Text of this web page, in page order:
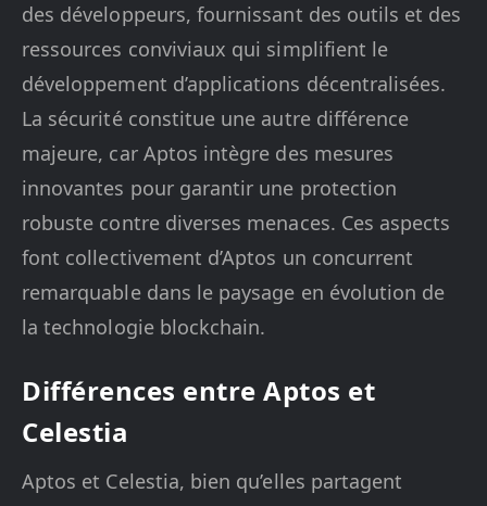
des développeurs, fournissant des outils et des
ressources conviviaux qui simplifient le
développement d’applications décentralisées.
La sécurité constitue une autre différence
majeure, car Aptos intègre des mesures
innovantes pour garantir une protection
robuste contre diverses menaces. Ces aspects
font collectivement d’Aptos un concurrent
remarquable dans le paysage en évolution de
la technologie blockchain.
Différences entre Aptos et
Celestia
Aptos et Celestia, bien qu’elles partagent